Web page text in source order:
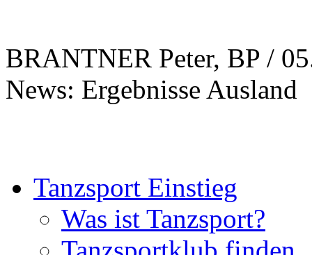
BRANTNER Peter, BP /
News: Ergebnisse Ausland
Tanzsport Einstieg
Was ist Tanzsport?